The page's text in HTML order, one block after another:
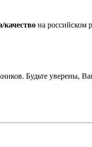
качество на
Будьте уверены,